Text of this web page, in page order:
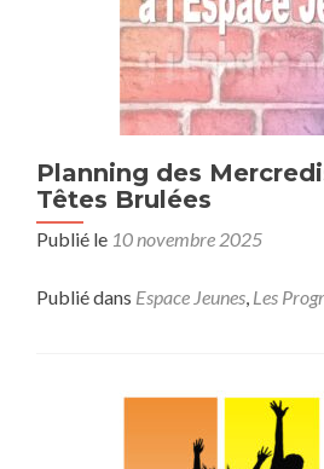
Planning des
Têtes Brulées
Publié le 10 novembre 2025
Publié dans Espace Jeunes, Les